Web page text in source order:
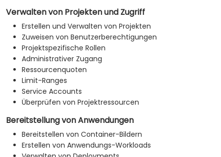
Verwalten von Projekten und Zugriff
Erstellen und Verwalten von Projekten
Zuweisen von Benutzerberechtigungen
Projektspezifische Rollen
Administrativer Zugang
Ressourcenquoten
Limit-Ranges
Service Accounts
Überprüfen von Projektressourcen
Bereitstellung von Anwendungen
Bereitstellen von Container-Bildern
Erstellen von Anwendungs-Workloads